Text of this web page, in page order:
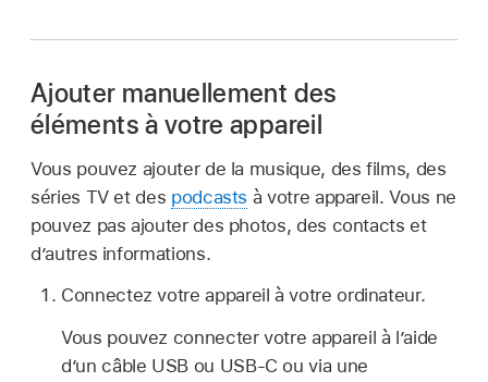
Ajouter manuellement des
éléments à votre appareil
Vous pouvez ajouter de la musique, des films, des
séries TV et des podcasts à votre appareil. Vous ne
pouvez pas ajouter des photos, des contacts et
d’autres informations.
Connectez votre appareil à votre ordinateur.
Vous pouvez connecter votre appareil à l’aide
d’un câble USB ou USB-C ou via une